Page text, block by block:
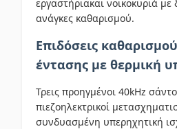
εργαστήριακαι νοικοκυριά με
ανάγκες καθαρισμού.
Επιδόσεις
έντασης με θερμική
Τρεις προηγμένοι 40kHz
πιεζοηλεκτρικοί
συνδυασμένη υπερηχητική